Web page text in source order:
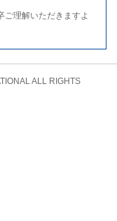
ご理解いただきますよ